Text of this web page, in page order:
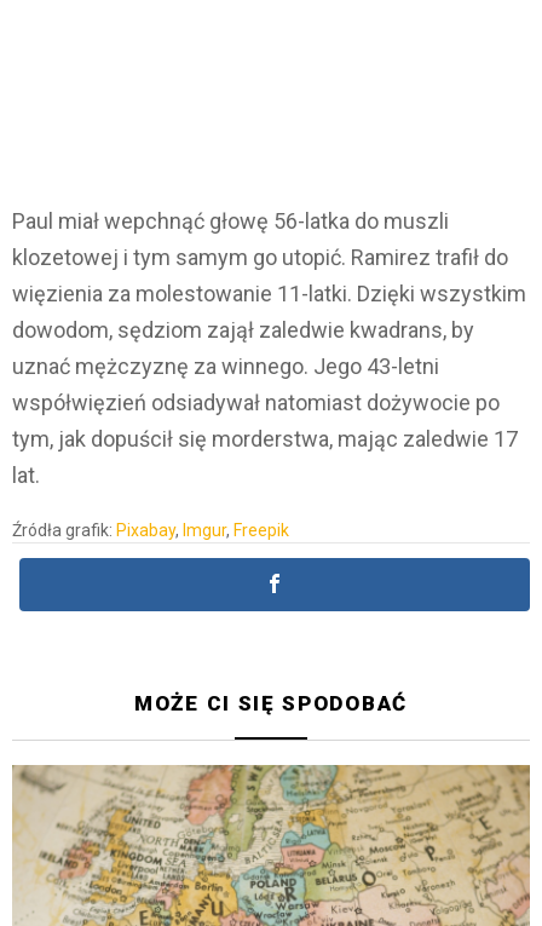
Paul miał wepchnąć głowę 56-latka do muszli
klozetowej i tym samym go utopić. Ramirez trafił do
więzienia za molestowanie 11-latki. Dzięki wszystkim
dowodom, sędziom zajął zaledwie kwadrans, by
uznać mężczyznę za winnego. Jego 43-letni
współwięzień odsiadywał natomiast dożywocie po
tym, jak dopuścił się morderstwa, mając zaledwie 17
lat.
Źródła grafik: Pixabay, Imgur, Freepik
MOŻE CI SIĘ SPODOBAĆ